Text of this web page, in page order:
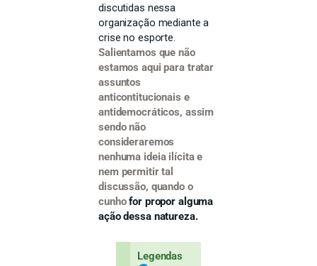
discutidas nessa
organização mediante a
crise no esporte.
Salientamos que não
estamos aqui para tratar
assuntos
anticontitucionais e
antidemocráticos, assim
sendo não
consideraremos
nenhuma ideia ilícita e
nem permitir tal
discussão, quando o
cunho for propor alguma
ação dessa natureza.
Legendas